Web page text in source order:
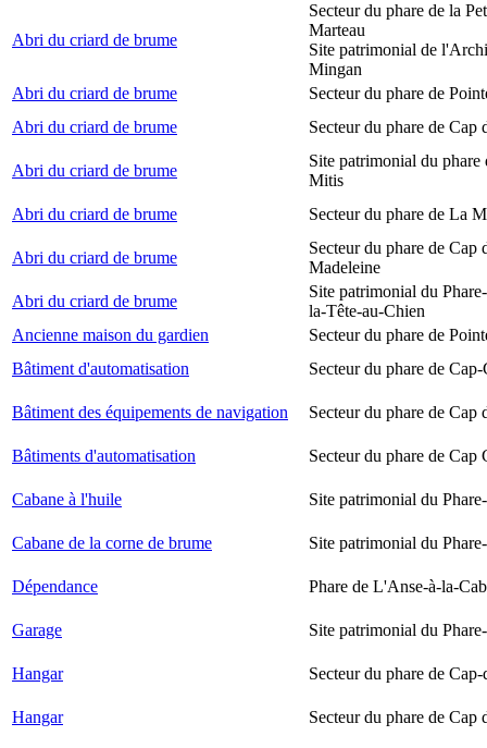
Abri du criard de brume
Secteur du phare de la
Marteau
Site patrimonial de
Mingan
Abri du criard de brume
Secteur du phare de
Abri du criard de brume
Secteur du phare de Cap
Abri du criard de brume
Site patrimonial du phare
Mitis
Abri du criard de brume
Secteur du phare de La
Abri du criard de brume
Secteur du phare de Cap
Madeleine
Abri du criard de brume
Site patrimonial du
la-Tête-au-Chien
Ancienne maison du gardien
Secteur du phare de
Bâtiment d'automatisation
Secteur du phare de Cap-
Bâtiment des équipements de navigation Secteur du phare de Cap
Bâtiments d'automatisation Secteur du phare de Cap
Cabane à l'huile Site patrimonial du
Cabane de la corne de brume Site patrimonial du
Dépendance Phare de L'Anse-à-la-
Garage Site patrimonial du
Hangar Secteur du phare de Cap-
Hangar Secteur du phare de Cap